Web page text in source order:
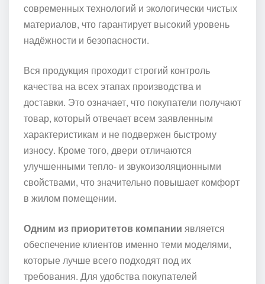
современных технологий и экологически чистых
материалов, что гарантирует высокий уровень
надёжности и безопасности.
Вся продукция проходит строгий контроль
качества на всех этапах производства и
доставки. Это означает, что покупатели получают
товар, который отвечает всем заявленным
характеристикам и не подвержен быстрому
износу. Кроме того, двери отличаются
улучшенными тепло- и звукоизоляционными
свойствами, что значительно повышает комфорт
в жилом помещении.
Одним из приоритетов компании является
обеспечение клиентов именно теми моделями,
которые лучше всего подходят под их
требования. Для удобства покупателей